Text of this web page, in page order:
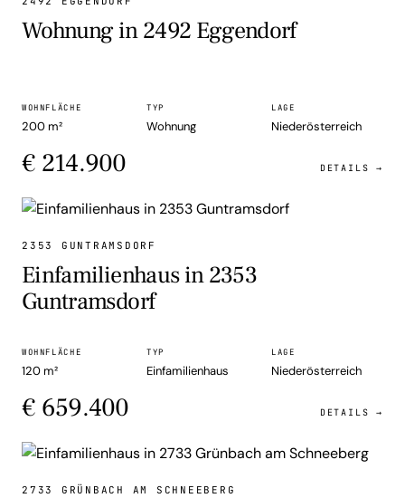
Wohnung in 2492 Eggendorf
WOHNFLÄCHE
200 m²
TYP
Wohnung
LAGE
Niederösterreich
€ 214.900 DETAILS →
2353 GUNTRAMSDORF
Einfamilienhaus in 2353
Guntramsdorf
WOHNFLÄCHE
120 m²
TYP
Einfamilienhaus
LAGE
Niederösterreich
€ 659.400 DETAILS →
2733 GRÜNBACH AM SCHNEEBERG